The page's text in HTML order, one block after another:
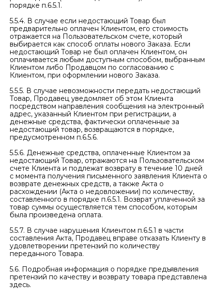
порядке п.6.5.1.
5.5.4. В случае если недостающий Товар был
предварительно оплачен Клиентом, его стоимость
отражается на Пользовательском счете, который
выбирается как способ оплаты нового Заказа. Если
недостающий Товар не был оплачен Клиентом, он
оплачивается любым доступным способом, выбранным
Клиентом либо Продавцом по согласованию с
Клиентом, при оформлении нового Заказа.
5.5.5. В случае невозможности передать недостающий
Товар, Продавец уведомляет об этом Клиента
посредством направления сообщения на электронный
адрес, указанный Клиентом при регистрации, а
денежные средства, фактически оплаченные за
недостающий товар, возвращаются в порядке,
предусмотренном п.6.5.6.
5.5.6. Денежные средства, оплаченные Клиентом за
недостающий Товар, отражаются на Пользовательском
счете Клиента и подлежат возврату в течение 10 дней
с момента получения письменного заявления Клиента о
возврате денежных средств, а также Акта о
расхождении (Акта о недовложении) по количеству,
составленного в порядке п.6.5.1. Возврат уплаченной за
товар суммы осуществляется тем способом, которым
была произведена оплата.
5.5.7. В случае нарушения Клиентом п.6.5.1 в части
составления Акта, Продавец вправе отказать Клиенту в
удовлетворении претензий по количеству
переданного Товара.
5.6. Подробная информация о порядке предъявления
претензий по качеству и возврату товара представлена
здесь.